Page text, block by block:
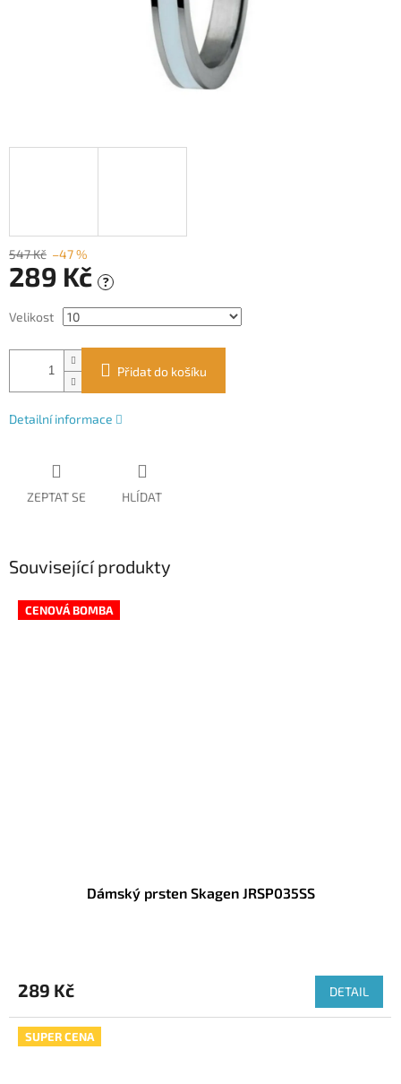
547 Kč –47 %
289 Kč ?
cena:
Velikost
Přidat do košíku
Detailní informace
ZEPTAT SE HLÍDAT
Související produkty
CENOVÁ BOMBA
Dámský prsten Skagen JRSP035SS
289 Kč DETAIL
SUPER CENA